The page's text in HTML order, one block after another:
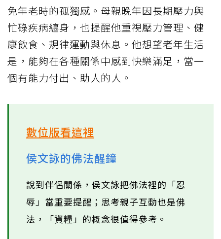
免年老時的孤獨感。母親晚年因長期壓力與
忙碌疾病纏身，也提醒他重視壓力管理、健
康飲食、規律運動與休息。他想望老年生活
是，能夠在各種關係中感到快樂滿足，當一
個有能力付出、助人的人。
數位版看這裡
侯文詠的佛法醒鐘
說到伴侶關係，侯文詠把佛法裡的「忍
辱」當重要提醒；思考親子互動也是佛
法，「資糧」的概念很值得參考。